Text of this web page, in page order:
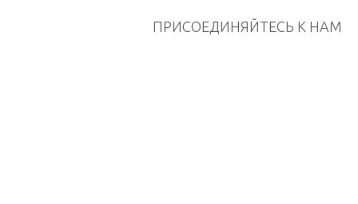
ПРИСОЕДИНЯЙТЕСЬ К НАМ